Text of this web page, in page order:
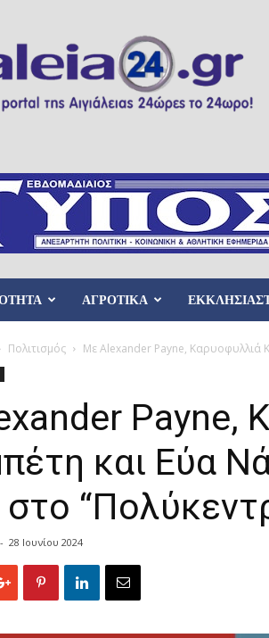
ΑΓΡΟΤΙΚΑ
Πολιτισμός Με Alexander Payne, Καρυοφυλλιά
Payne,
και Εύα
- 28 Ιουνίου 2024